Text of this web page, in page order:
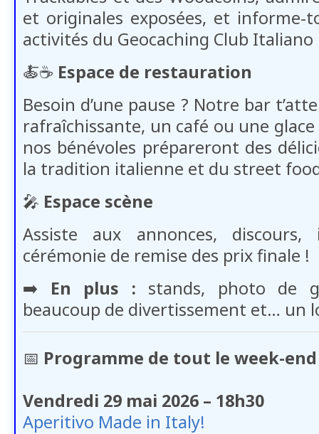
et originales exposées, et informe-
activités du Geocaching Club Italiano
🍝​​☕​​ Espace de restauration
Besoin d’une pause ? Notre bar
rafraîchissante, un café ou une
nos bénévoles prépareront des
la tradition italienne et du street
🎤 Espace scène
Assiste aux annonces,
cérémonie de remise des prix finale !
➡️ En plus : stands, photo de
beaucoup de divertissement et… un
📅 Programme de tout le week-end
Vendredi 29 mai 2026 – 18h30
Aperitivo Made in Italy!